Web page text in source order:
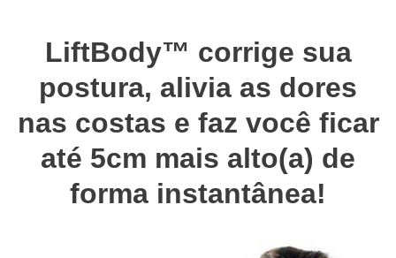
LiftBody™ corrige sua
postura, alivia as dores
nas costas e faz você ficar
até 5cm mais alto(a) de
forma instantânea!